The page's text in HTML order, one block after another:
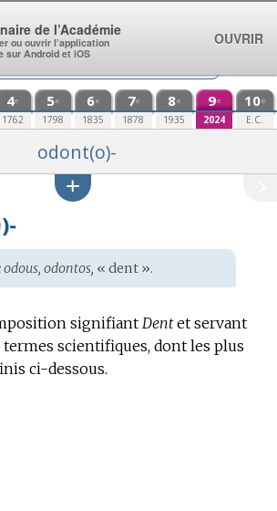
4e
1762
5e
1798
6e
1835
7e
1878
8e
1935
9e
2024
10e
E.C.
odont(o)-
odous, odontos, « dent ».
signifiant Dentet servant
scientifiques, dont les plus
ci-dessous.
de l’Académie
ou ouvrir l’application
sur Android et iOS
OUVRIR